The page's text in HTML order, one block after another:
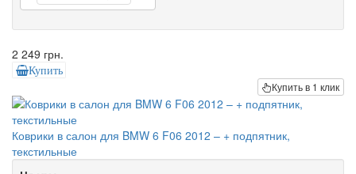
2 249 грн.
Купить
Купить в 1 клик
Коврики в салон для BMW 6 F06 2012 – + подпятник,
текстильные